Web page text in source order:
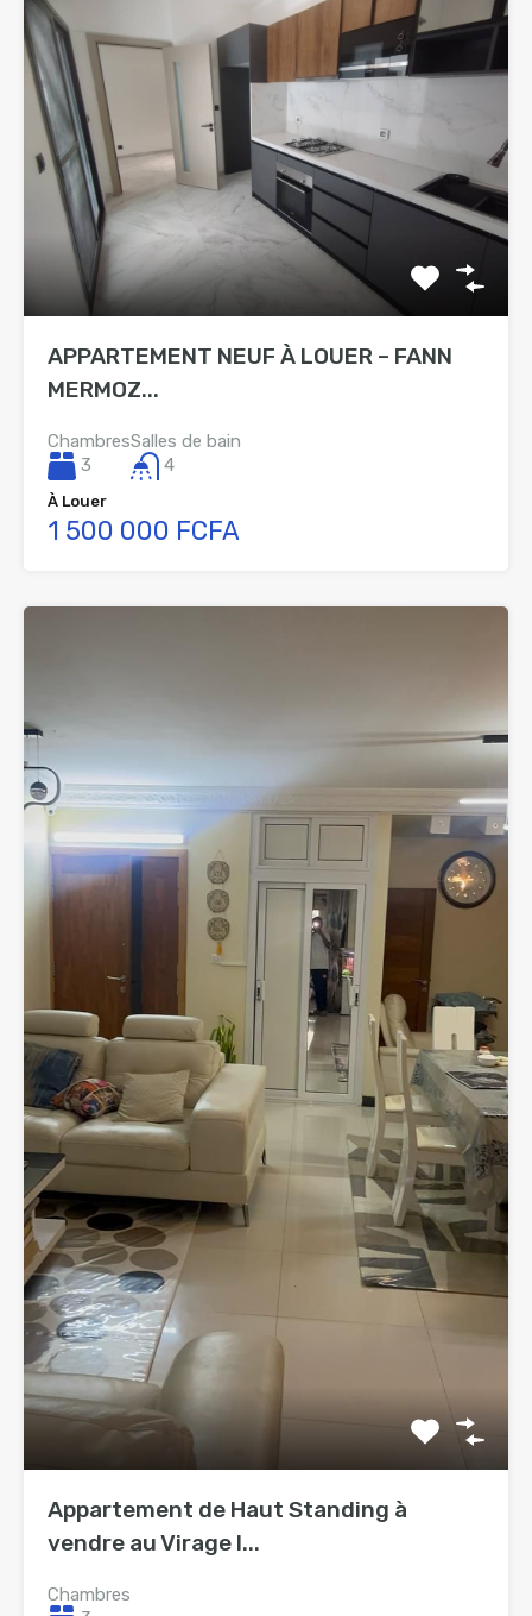
APPARTEMENT NEUF À LOUER – FANN
MERMOZ...
Chambres
3
Salles de bain
4
À Louer
1 500 000 FCFA
Appartement de Haut Standing à
vendre au Virage I...
Chambres